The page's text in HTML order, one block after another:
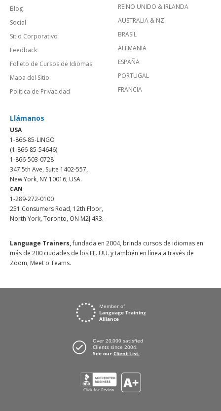
Blog
Social
Sitio Corporativo
Feedback
Folleto de Cursos de Idiomas
Mapa del Sitio
Política de Privacidad
REINO UNIDO & IRLANDA
AUSTRALIA & NZ
BRASIL
ALEMANIA
ESPAÑA
PORTUGAL
FRANCIA
Llámanos
USA
1-866-85-LINGO
(1-866-85-54646)
1-866-503-0728
347 5th Ave, Suite 1402-557,
New York, NY 10016, USA.
CAN
1-289-272-0100
251 Consumers Road, 12th Floor,
North York, Toronto, ON M2J 4R3.
Language Trainers,fundada en 2004, brinda cursos de idiomas en
más de 200 ciudades de los EE. UU. y también en línea a través de
Zoom, Meet o Teams.